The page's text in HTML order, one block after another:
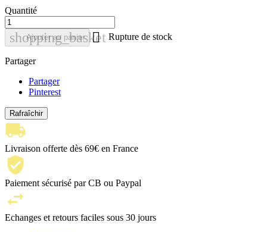
Quantité
shopping_basket
Ajouter au panier  Rupture de stock
Partager
Partager
Pinterest
Livraison offerte dès 69€ en France
Paiement sécurisé par CB ou Paypal
Echanges et retours faciles sous 30 jours